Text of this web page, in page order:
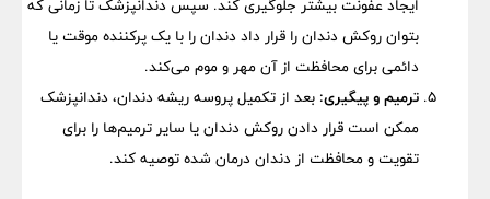
ایجاد عفونت بیشتر جلوگیری کند. سپس دندانپزشک تا زمانی که
بتوان روکش دندان را قرار داد دندان را با یک پرکننده موقت یا
دائمی برای محافظت از آن مهر و موم می‌کند.
ترمیم و پیگیری: بعد از تکمیل پروسه ریشه دندان، دندانپزشک
ممکن است قرار دادن روکش دندان یا سایر ترمیم‌ها را برای
تقویت و محافظت از دندان درمان شده توصیه کند.